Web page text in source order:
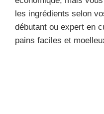
les ingrédients selon
débutant ou expert en
pains faciles et